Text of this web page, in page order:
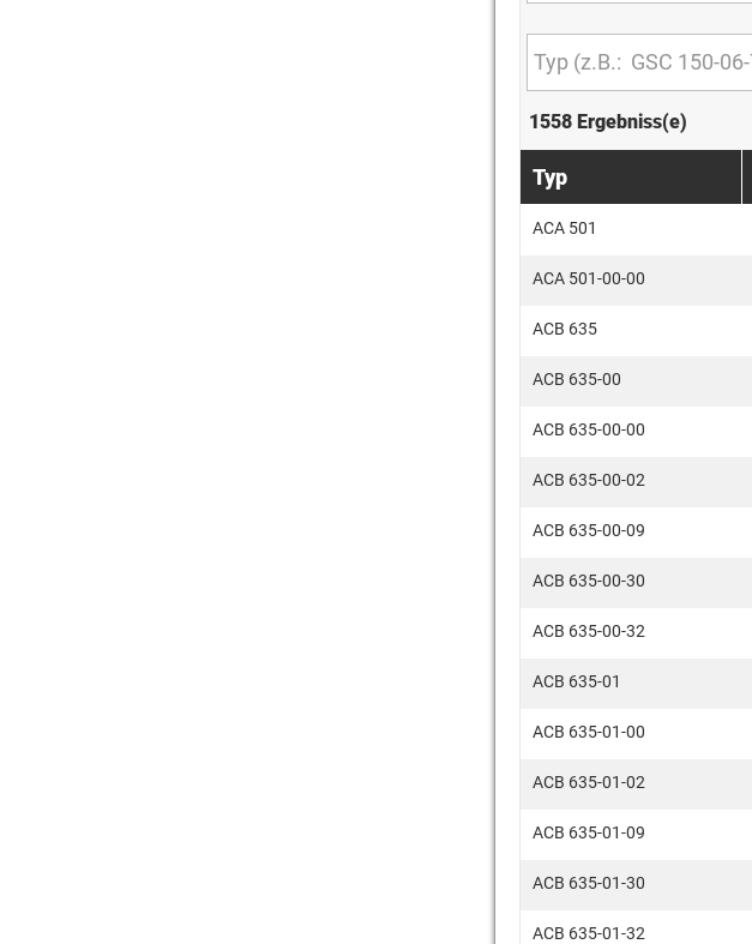
1558 Ergebniss(e)
Typ
ACA 501
ACA 501-00-00
ACB 635
ACB 635-00
ACB 635-00-00
ACB 635-00-02
ACB 635-00-09
ACB 635-00-30
ACB 635-00-32
ACB 635-01
ACB 635-01-00
ACB 635-01-02
ACB 635-01-09
ACB 635-01-30
ACB 635-01-32